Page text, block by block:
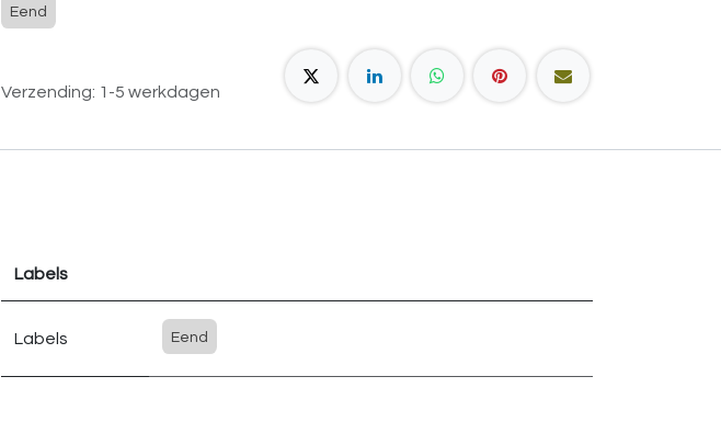
Eend
Verzending: 1-5 werkdagen
Labels
Labels Eend